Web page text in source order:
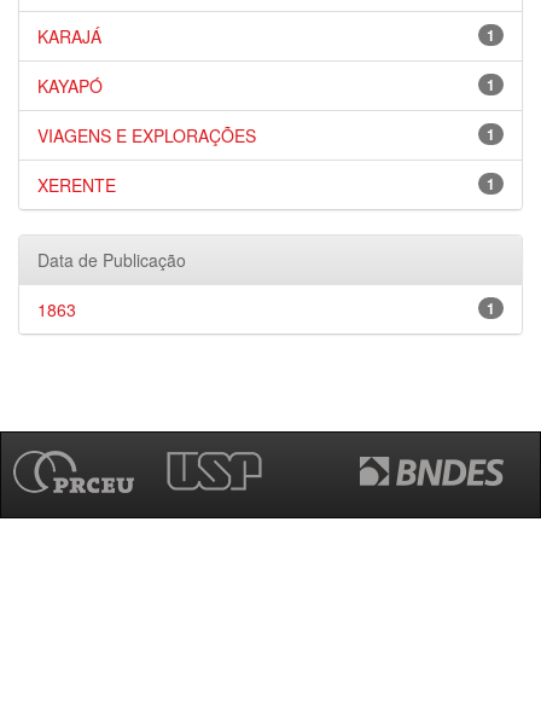
1
KARAJÁ
1
KAYAPÓ
1
VIAGENS E EXPLORAÇÕES
1
XERENTE
Data de Publicação
1
1863